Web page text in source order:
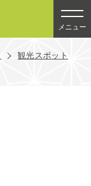
メニュー
観光スポット